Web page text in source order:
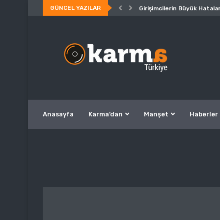
GÜNCEL YAZILAR Girişimcilerin Büyük
Anasayfa Karma’dan Manşet Haberler